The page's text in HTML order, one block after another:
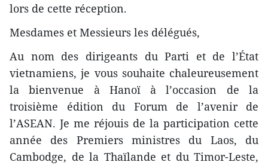
lors de cette réception.
Mesdames et Messieurs les délégués,
Au nom des dirigeants du Parti et de l’État
vietnamiens, je vous souhaite chaleureusement
la bienvenue à Hanoï à l’occasion de la
troisième édition du Forum de l’avenir de
l’ASEAN. Je me réjouis de la participation cette
année des Premiers ministres du Laos, du
Cambodge, de la Thaïlande et du Timor-Leste,